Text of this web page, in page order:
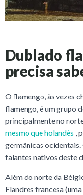
Dublado
precisa
O flamengo, às vezes
flamengo, é um grupo
principalmente no
mesmo que holandês ,
germânicas ocidentais.
falantes nativos deste
Além do norte da
Flandres francesa